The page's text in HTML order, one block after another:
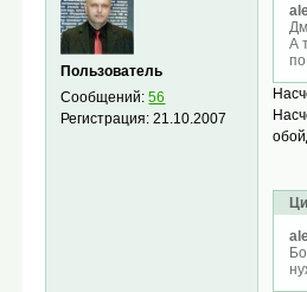
Пользователь
Сообщений:56
Регистрация:21.10.2007
А